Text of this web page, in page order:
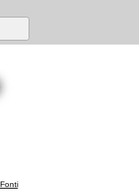
Fonti